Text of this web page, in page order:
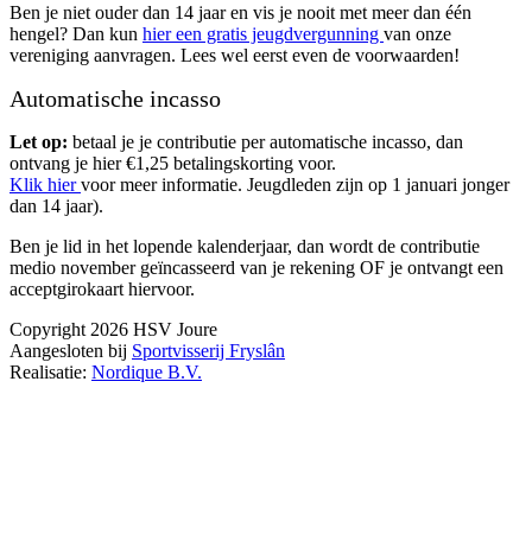
Ben je niet ouder dan 14 jaar en vis je nooit met meer dan één
hengel? Dan kun hier een gratis jeugdvergunning van onze
vereniging aanvragen. Lees wel eerst even de voorwaarden!
Automatische incasso
Let op: betaal je je contributie per automatische incasso, dan
ontvang je hier €1,25 betalingskorting voor.
Klik hiervoor meer informatie. Jeugdleden zijn op 1 januari jonger
dan 14 jaar).
Ben je lid in het lopende kalenderjaar, dan wordt de contributie
medio november geïncasseerd van je rekening OF je ontvangt een
acceptgirokaart hiervoor.
Copyright 2026 HSV Joure
Aangesloten bij Sportvisserij Fryslân
Realisatie: Nordique B.V.